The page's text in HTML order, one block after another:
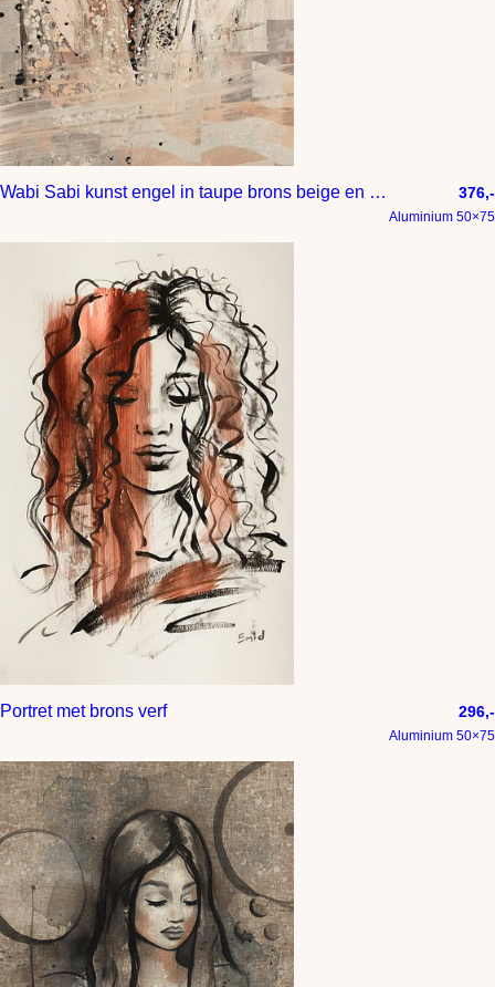
Wabi Sabi kunst engel in taupe brons beige en bruin 376,-
Aluminium 50×75
Portret met brons verf 296,-
Aluminium 50×75